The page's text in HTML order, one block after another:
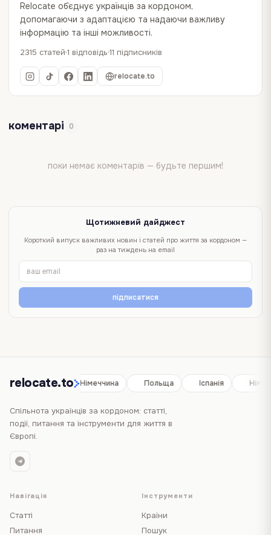
Relocate об`єднує українців за кордоном,
допомагаючи з адаптацією та надаючи важливу
інформацію та інші можливості.
2315 статей 1 відповідь 11 підписників
relocate.to
коментарі 0
поки немає коментарів — будьте першим!
Щотижневий дайджест
Короткий випуск важливих новин і статей про життя за кордоном —
раз на тиждень на email
підписатися
relocate.to
Іспанія Німеччина Польща Іспанія
Спільнота українців за кордоном: статті,
події, питання та інструменти для життя в
Європі.
Навігація
Статті
Питання
Інструменти
Країни
Пошук